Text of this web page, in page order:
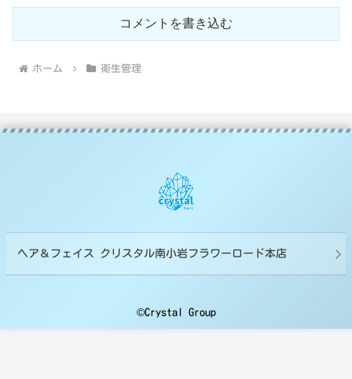
コメントを書き込む
ホーム 衛生管理
ヘア＆フェイス クリスタル南小岩フラワーロード本店
©Crystal Group